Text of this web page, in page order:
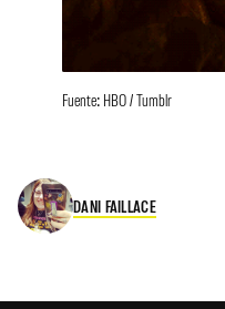
Fuente: HBO / Tumblr
DANI FAILLACE